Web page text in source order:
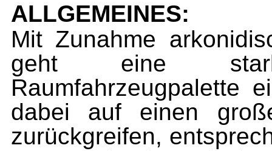
ALLGEMEINES:
Mit Zunahme
geht eine
Raumfahrzeugpalette
dabei auf einen
zurückgreifen,